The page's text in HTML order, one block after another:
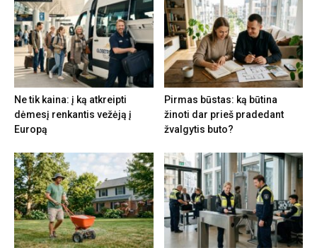
Ne tik kaina: į ką atkreipti
dėmesį renkantis vežėją į
Europą
Pirmas būstas: ką būtina
žinoti dar prieš pradedant
žvalgytis buto?